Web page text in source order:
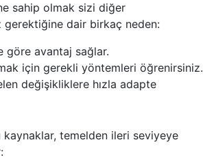
sahip olmak sizi diğer
gerektiğine dair birkaç neden:
göre avantaj sağlar.
için gerekli yöntemleri öğrenirsiniz.
değişikliklere hızla adapte
temelden ileri seviyeye